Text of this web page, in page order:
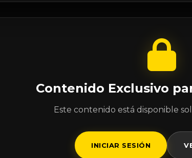
Contenido Exclusivo
Este contenido está disponible
INICIAR SESIÓN